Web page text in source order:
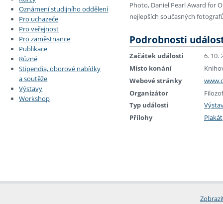
Oznámení studijního oddělení
Pro uchazeče
Pro veřejnost
Pro zaměstnance
Publikace
Různé
Stipendia, oborové nabídky
a soutěže
Výstavy
Workshop
Photo, Daniel Pearl Award for
nejlepších současných
Podrobnosti
Začátek události
6. 10.
Místo konání
Webové stránky
Organizátor
Typ události
Přílohy
Plakát